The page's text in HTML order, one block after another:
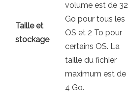
Taille et
stockage
volume est de 32
Go pour tous les
OS et 2 To pour
certains OS. La
taille du fichier
maximum est de
4 Go.